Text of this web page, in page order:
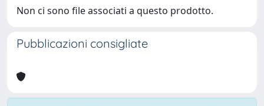
Non ci sono file associati a questo prodotto.
Pubblicazioni consigliate